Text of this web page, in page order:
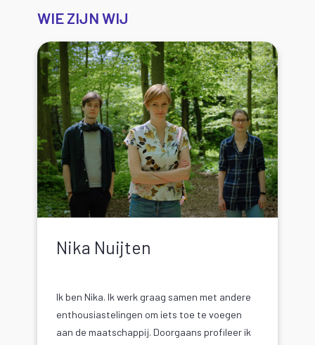
WIE ZIJN WIJ
Nika Nuijten
Ik ben Nika. Ik werk graag samen met andere
enthousiastelingen om iets toe te voegen
aan de maatschappij. Doorgaans profileer ik